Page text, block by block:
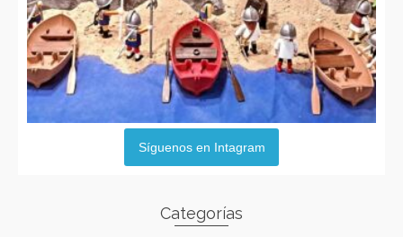
Síguenos en Intagram
Categorías